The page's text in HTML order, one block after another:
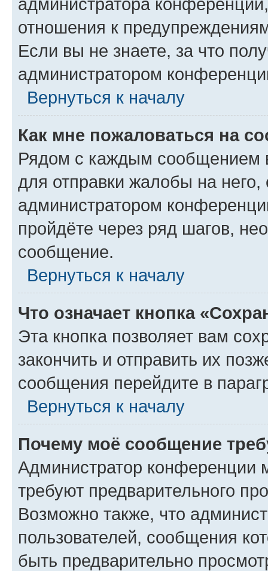
отношения к
Если вы не знаете, за что
администратором
Вернуться к началу
Как мне пожаловаться на
Рядом с каждым сообщением
для отправки жалобы на
администратором
пройдёте через ряд шагов,
сообщение.
Вернуться к началу
Что означает кнопка
Эта кнопка позволяет вам
закончить и отправить их
сообщения перейдите в
Вернуться к началу
Почему моё сообщение
Администратор конференции
требуют предварительного
Возможно также, что
пользователей, сообщения
быть предварительно